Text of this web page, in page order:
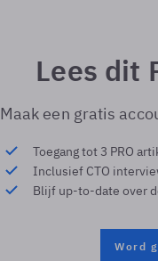
Lees dit
Maak een gratis
Toegang tot 3 PRO
Inclusief CTO
Blijf up-to-date over
Word